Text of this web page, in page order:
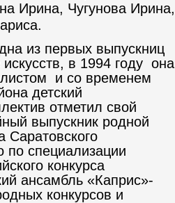
Ирина, Чугунова Ирина,
из первых выпускниц
в 1994 году она
и со временем
детский
отметил свой
выпускник родной
Саратовского
по специализации
конкурса
ансамбль «Каприс»-
конкурсов и